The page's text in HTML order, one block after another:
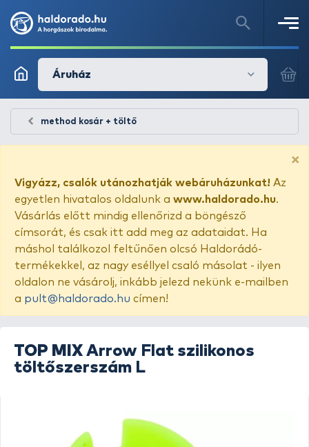
Áruház
method kosár + töltő
×
Vigyázz, csalók utánozhatják webáruházunkat! Az
egyetlen hivatalos oldalunk a www.haldorado.hu.
Vásárlás előtt mindig ellenőrizd a böngésző
címsorát, és csak itt add meg az adataidat. Ha
máshol találkozol feltűnően olcsó Haldorádó-
termékekkel, az nagy eséllyel csaló másolat - ilyen
oldalon ne vásárolj, inkább jelezd nekünk e-mailben
a pult@haldorado.hu címen!
TOP MIX Arrow Flat szilikonos
töltőszerszám L